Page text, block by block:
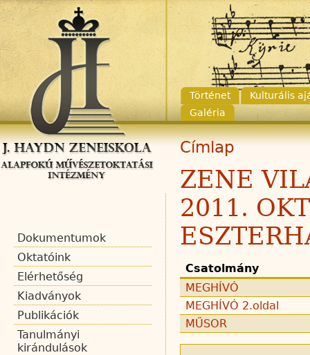
Történet
Kulturális
Galéria
Címlap
ZENE
2011.
Csatolmány
MEGHÍVÓ
MEGHÍVÓ 2.oldal
MŰSOR
Dokumentumok
Oktatóink
Elérhetőség
Kiadványok
Publikációk
Tanulmányi
kirándulások